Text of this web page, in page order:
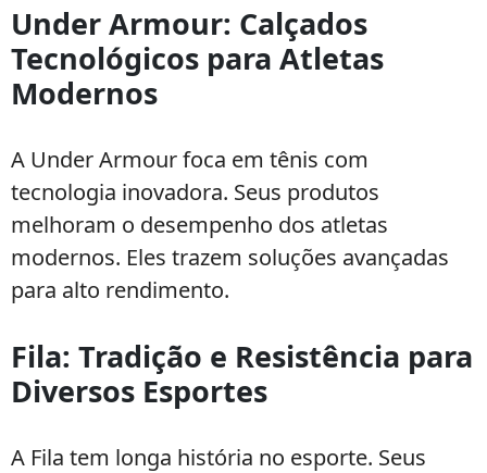
Under Armour: Calçados
Tecnológicos para Atletas
Modernos
A Under Armour foca em tênis com
tecnologia inovadora. Seus produtos
melhoram o desempenho dos atletas
modernos. Eles trazem soluções avançadas
para alto rendimento.
Fila: Tradição e Resistência para
Diversos Esportes
A Fila tem longa história no esporte. Seus